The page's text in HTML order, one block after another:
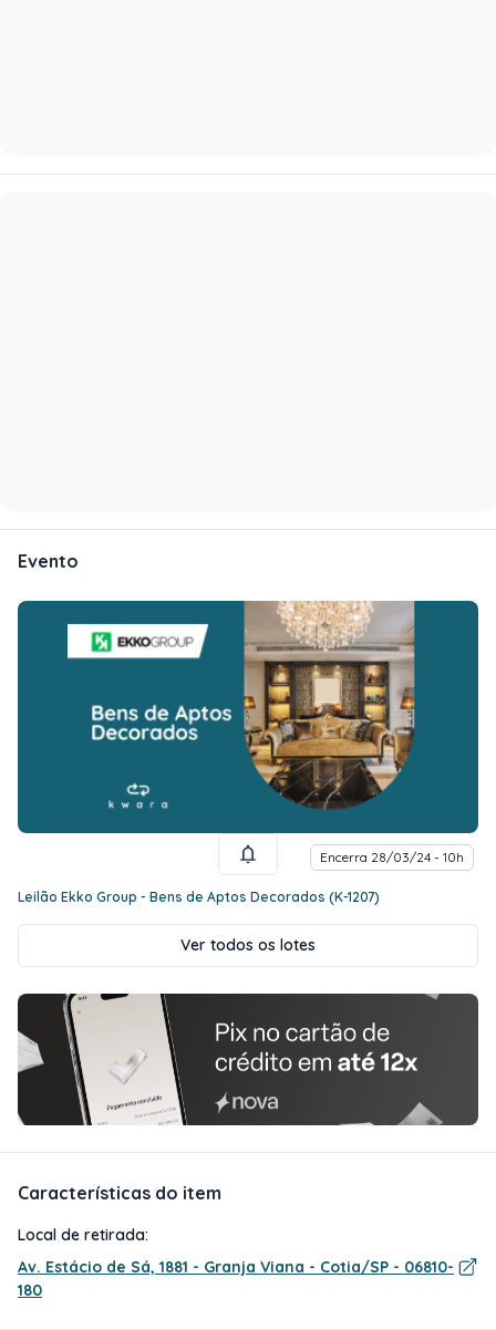
Evento
Encerra 28/03/24 - 10h
Leilão Ekko Group - Bens de Aptos Decorados (K-1207)
Ver todos os lotes
Características do item
Local de retirada:
Av. Estácio de Sá, 1881 - Granja Viana - Cotia/SP - 06810-
180